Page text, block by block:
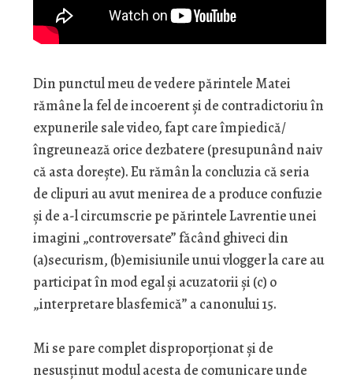
Din punctul meu de vedere părintele Matei
rămâne la fel de incoerent și de contradictoriu în
expunerile sale video, fapt care împiedică/
îngreunează orice dezbatere (presupunând naiv
că asta dorește). Eu rămân la concluzia că seria
de clipuri au avut menirea de a produce confuzie
și de a-l circumscrie pe părintele Lavrentie unei
imagini „controversate” făcând ghiveci din
(a)securism, (b)emisiunile unui vlogger la care au
participat în mod egal și acuzatorii și (c) o
„interpretare blasfemică” a canonului 15.
Mi se pare complet disproporționat și de
nesusținut modul acesta de comunicare unde